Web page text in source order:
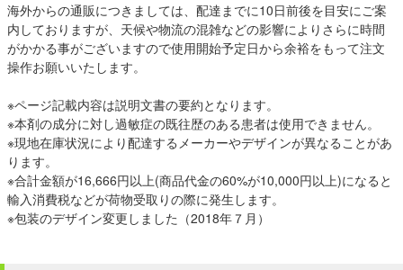
海外からの通販につきましては、配達までに10日前後を目安にご案
内しておりますが、天候や物流の混雑などの影響によりさらに時間
がかかる事がございますので使用開始予定日から余裕をもって注文
操作お願いいたします。
※ページ記載内容は説明文書の要約となります。
※本剤の成分に対し過敏症の既往歴のある患者は使用できません。
※現地在庫状況により配達するメーカーやデザインが異なることがあ
ります。
※合計金額が16,666円以上(商品代金の60%が10,000円以上)になると
輸入消費税などが荷物受取りの際に発生します。
※包装のデザイン変更しました（2018年７月）